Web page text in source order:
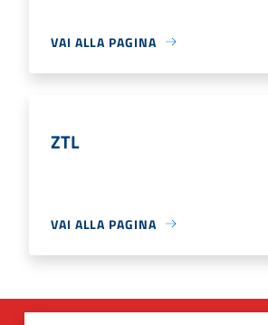
VAI ALLA PAGINA
ZTL
VAI ALLA PAGINA